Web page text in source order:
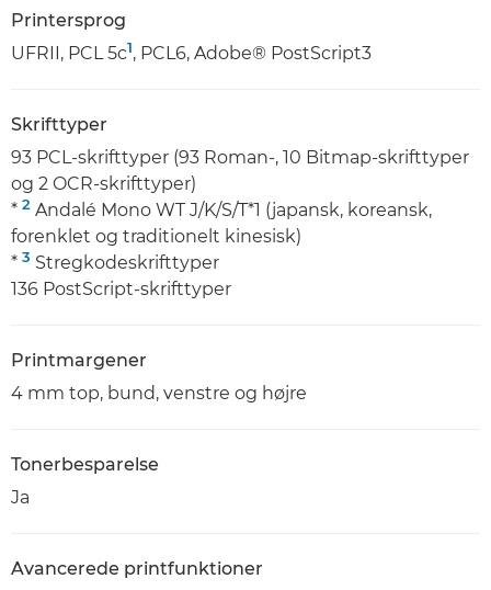
Printersprog
UFRII, PCL 5c1, PCL6, Adobe® PostScript3
Skrifttyper
93 PCL-skrifttyper (93 Roman-, 10 Bitmap-skrifttyper
og 2 OCR-skrifttyper)
* 2 Andalé Mono WT J/K/S/T*1 (japansk, koreansk,
forenklet og traditionelt kinesisk)
* 3 Stregkodeskrifttyper
136 PostScript-skrifttyper
Printmargener
4 mm top, bund, venstre og højre
Tonerbesparelse
Ja
Avancerede printfunktioner